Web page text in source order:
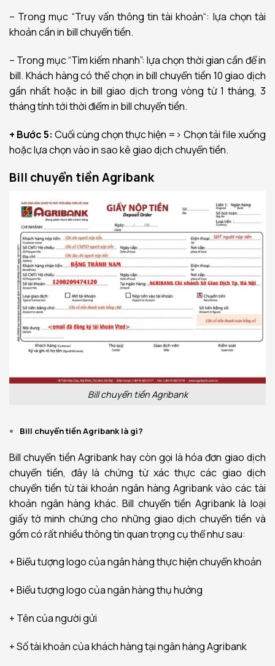
– Trong mục “Truy vấn thông tin tài khoản“: lựa chọn tài
khoản cần in bill chuyển tiền.
– Trong mục “Tìm kiếm nhanh”: lựa chọn thời gian cần để in
bill. Khách hàng có thể chọn in bill chuyển tiền 10 giao dịch
gần nhất hoặc in bill giao dịch trong vòng từ 1 tháng, 3
tháng tính tới thời điểm in bill chuyển tiền.
+ Bước 5: Cuối cùng chọn thực hiện => Chọn tải file xuống
hoặc lựa chọn vào in sao kê giao dịch chuyển tiền.
Bill chuyển tiền Agribank
Bill chuyển tiền Agribank
Bill chuyển tiền Agribank là gì?
Bill chuyển tiền Agribank hay còn gọi là hóa đơn giao dịch
chuyển tiền, đây là chứng từ xác thực các giao dịch
chuyển tiền từ tài khoản ngân hàng Agribank vào các tài
khoản ngân hàng khác. Bill chuyển tiền Agribank là loại
giấy tờ minh chứng cho những giao dịch chuyển tiền và
gồm có rất nhiều thông tin quan trọng cụ thể như sau:
+ Biểu tượng logo của ngân hàng thực hiện chuyển khoản
+ Biểu tượng logo của ngân hàng thụ hưởng
+ Tên của người gửi
+ Số tài khoản của khách hàng tại ngân hàng Agribank